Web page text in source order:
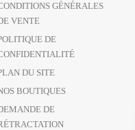
GÉNÉRALES
VENTE
DE
DU SITE
BOUTIQUES
DE